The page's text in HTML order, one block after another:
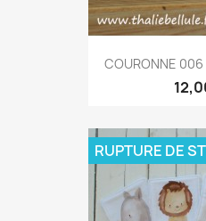
COURONNE
RUPTURE DE